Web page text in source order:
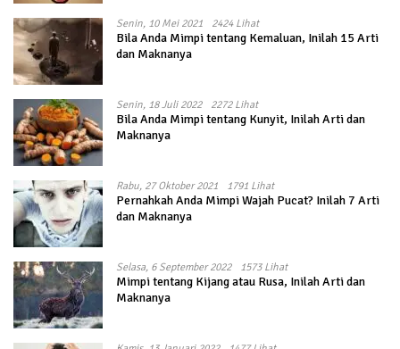
Senin, 10 Mei 2021 2424 Lihat
Bila Anda Mimpi tentang Kemaluan, Inilah 15 Arti
dan Maknanya
Senin, 18 Juli 2022 2272 Lihat
Bila Anda Mimpi tentang Kunyit, Inilah Arti dan
Maknanya
Rabu, 27 Oktober 2021 1791 Lihat
Pernahkah Anda Mimpi Wajah Pucat? Inilah 7 Arti
dan Maknanya
Selasa, 6 September 2022 1573 Lihat
Mimpi tentang Kijang atau Rusa, Inilah Arti dan
Maknanya